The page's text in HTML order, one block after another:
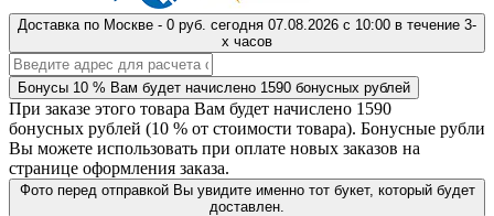
Доставка по Москве - 0 руб. сегодня 07.08.2026 с 10:00 в течение 3-
х часов
Бонусы 10 % Вам будет начислено 1590 бонусных рублей
При заказе этого товара Вам будет начислено 1590
бонусных рублей (10 % от стоимости товара). Бонусные рубли
Вы можете использовать при оплате новых заказов на
странице оформления заказа.
Фото перед отправкой Вы увидите именно тот букет, который будет
доставлен.